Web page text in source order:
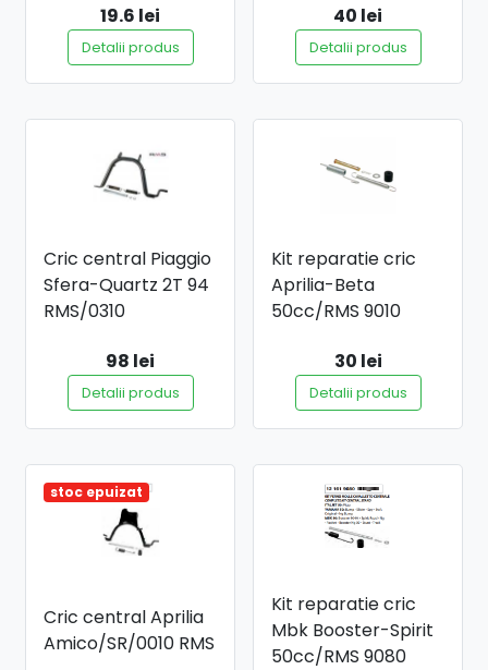
19.6 lei
Detalii produs
40 lei
Detalii produs
Cric central Piaggio
Sfera-Quartz 2T 94
RMS/0310
98 lei
Detalii produs
Kit reparatie cric
Aprilia-Beta
50cc/RMS 9010
30 lei
Detalii produs
stoc epuizat
Cric central Aprilia
Amico/SR/0010 RMS
Kit reparatie cric
Mbk Booster-Spirit
50cc/RMS 9080